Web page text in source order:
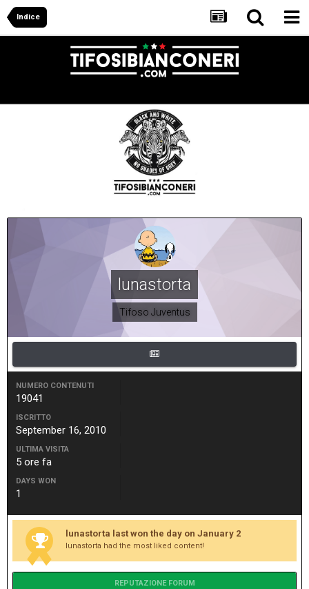
Indice
lunastorta
Tifoso Juventus
NUMERO CONTENUTI
19041
ISCRITTO
September 16, 2010
ULTIMA VISITA
5 ore fa
DAYS WON
1
lunastorta last won the day on January 2
lunastorta had the most liked content!
REPUTAZIONE FORUM